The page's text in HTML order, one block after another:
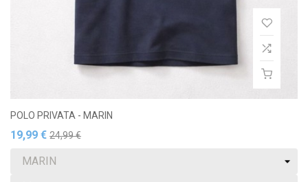
POLO PRIVATA - MARIN
19,99 € 24,99 €